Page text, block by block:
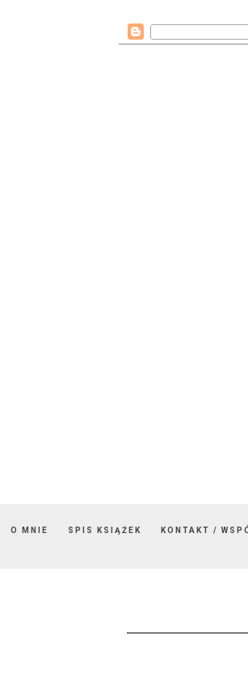
O MNIE SPIS KSIĄŻEK KONTAKT /